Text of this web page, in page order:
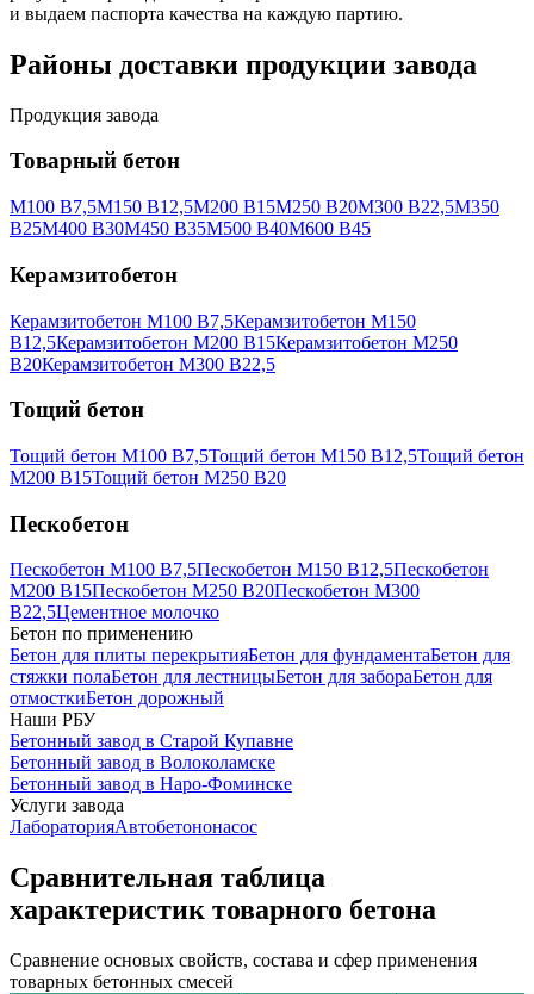
и выдаем паспорта качества на каждую партию.
Районы доставки продукции завода
Продукция завода
Товарный бетон
М100 В7,5М150 В12,5М200 В15М250 В20М300 В22,5М350
В25М400 В30М450 В35М500 В40М600 В45
Керамзитобетон
Керамзитобетон М100 В7,5Керамзитобетон М150
В12,5Керамзитобетон М200 В15Керамзитобетон М250
В20Керамзитобетон М300 В22,5
Тощий бетон
Тощий бетон М100 В7,5Тощий бетон М150 В12,5Тощий бетон
М200 В15Тощий бетон М250 В20
Пескобетон
Пескобетон М100 В7,5Пескобетон М150 В12,5Пескобетон
М200 В15Пескобетон М250 В20Пескобетон М300
В22,5Цементное молочко
Бетон по применению
Бетон для плиты перекрытияБетон для фундаментаБетон для
стяжки полаБетон для лестницыБетон для забораБетон для
отмосткиБетон дорожный
Наши РБУ
Бетонный завод в Старой Купавне
Бетонный завод в Волоколамске
Бетонный завод в Наро-Фоминске
Услуги завода
ЛабораторияАвтобетононасос
Сравнительная таблица
характеристик товарного бетона
Сравнение основых свойств, состава и сфер применения
товарных бетонных смесей